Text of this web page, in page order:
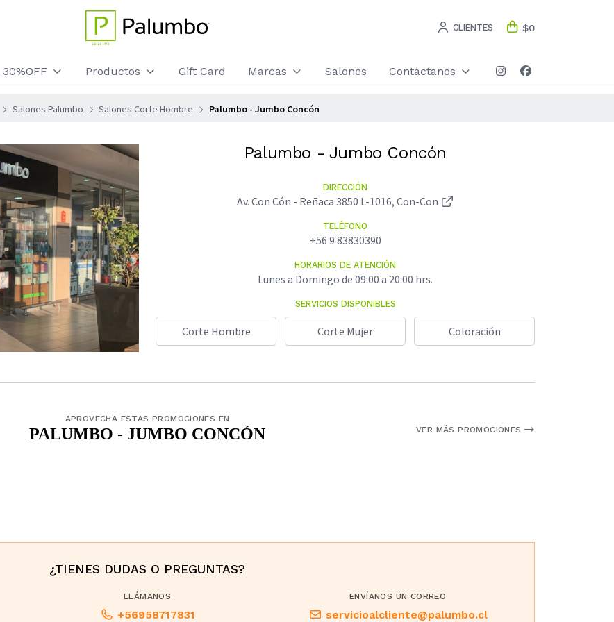
CLIENTES $0
Productos Gift Card Marcas Salones Contáctanos
Salones Palumbo Salones Corte Hombre Palumbo - Jumbo Concón
Palumbo - Jumbo Concón
DIRECCIÓN
Av. Con Cón - Reñaca 3850 L-1016, Con-Con
TELÉFONO
+56 9 83830390
HORARIOS DE ATENCIÓN
Lunes a Domingo de 09:00 a 20:00 hrs.
SERVICIOS DISPONIBLES
Corte Hombre Corte Mujer Coloración
APROVECHA ESTAS PROMOCIONES EN
PALUMBO - JUMBO CONCÓN VER MÁS PROMOCIONES
¿TIENES DUDAS O PREGUNTAS?
LLÁMANOS
+56958717831
ENVÍANOS UN CORREO
servicioalcliente@palumbo.cl